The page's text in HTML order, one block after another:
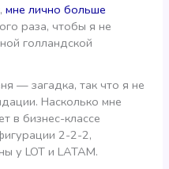
мне лично больше
раза, чтобы я не
голландской
— загадка, так что я не
Насколько мне
в бизнес-классе
2-2-2,
у LOT и LATAM.